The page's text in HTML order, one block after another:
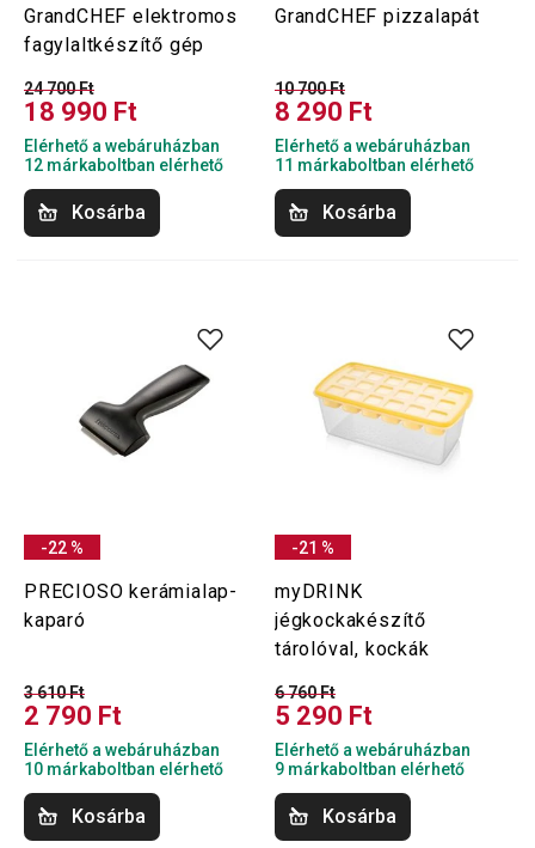
GrandCHEF elektromos
fagylaltkészítő gép
24 700 Ft
18 990 Ft
Elérhető a webáruházban
12 márkaboltban elérhető
Kosárba
GrandCHEF pizzalapát
10 700 Ft
8 290 Ft
Elérhető a webáruházban
11 márkaboltban elérhető
Kosárba
-22 %
PRECIOSO kerámialap-
kaparó
3 610 Ft
2 790 Ft
Elérhető a webáruházban
10 márkaboltban elérhető
Kosárba
-21 %
myDRINK
jégkockakészítő
tárolóval, kockák
6 760 Ft
5 290 Ft
Elérhető a webáruházban
9 márkaboltban elérhető
Kosárba